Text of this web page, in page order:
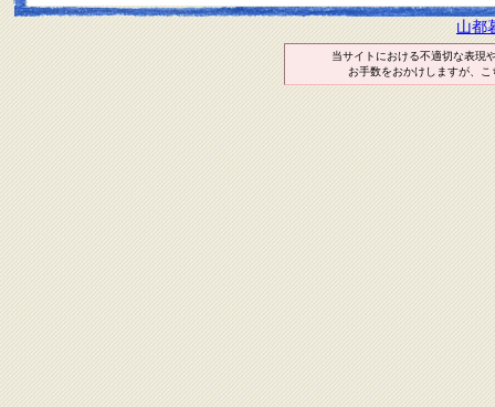
山都
当サイトにおける不適切な表現
お手数をおかけしますが、こ